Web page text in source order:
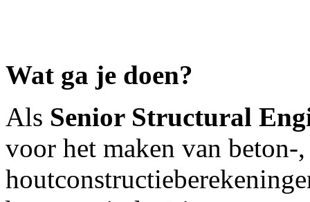
Wat ga je doen?
Als Senior Structural
voor het maken van beton-